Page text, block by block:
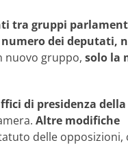
tra gruppi
dei deputati,
nuovo gruppo, solo la
di presidenza della
Altre modifiche
delle opposizioni,